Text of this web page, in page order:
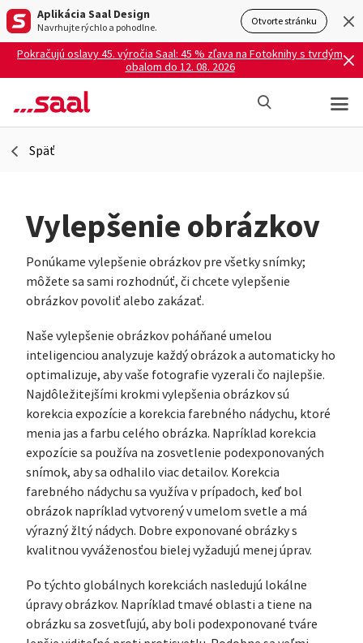
Aplikácia Saal Design
Navrhujte rýchlo a pohodlne. Otvorte stránku
Pokračujú oslavy 45. výročia Saal: 45 % zľava na Fotoknihy s tvrdým
obalom do 12. 08. 2026
Späť
Vylepšenie obrázkov
Ponúkame vylepšenie obrázkov pre všetky snímky;
môžete sa sami rozhodnúť, či chcete vylepšenie
obrázkov povoliť alebo zakázať.
Naše vylepšenie obrázkov poháňané umelou
inteligenciou analyzuje každý obrázok a automaticky ho
optimalizuje, aby vaše fotografie vyzerali čo najlepšie.
Najdôležitejšími krokmi vylepšenia obrázkov sú
korekcia expozície a korekcia farebného nádychu, ktoré
menia jas a farbu celého obrázka. Napríklad korekcia
expozície sa používa na zosvetlenie podexponovaných
snímok, aby sa odhalilo viac detailov. Korekcia
farebného nádychu sa využíva v prípadoch, keď bol
obrázok napríklad vytvorený v umelom svetle a má
výrazný žltý nádych. Dobre exponované obrázky s
kvalitnou vyváženosťou bielej vyžadujú menej úprav.
Po týchto globálnych korekciách nasledujú lokálne
úpravy obrázkov. Napríklad tmavé oblasti a tiene na
obrázku sa zosvetľujú, aby boli podexponované tváre